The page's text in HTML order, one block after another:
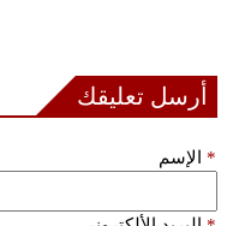
أرسل تعليقك
الإسم *